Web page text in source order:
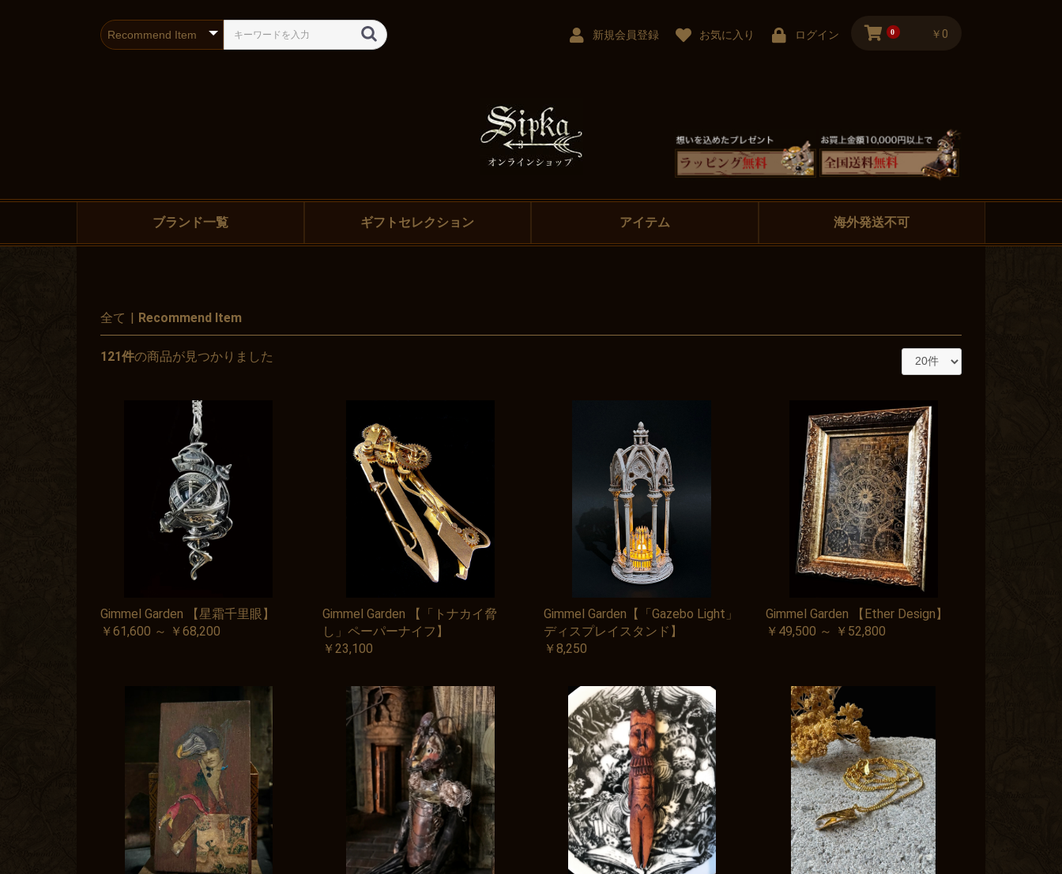
新規会員登録 お気に入り ログイン 0 ￥0
ブランド一覧 ギフトセレクション アイテム 海外発送不可
全て | Recommend Item
121件の商品が見つかりました
Gimmel Garden 【星霜千里眼】
￥61,600 ～ ￥68,200
Gimmel Garden 【「トナカイ脅
し」ペーパーナイフ】
￥23,100
Gimmel Garden【「Gazebo Light」
ディスプレイスタンド】
￥8,250
Gimmel Garden 【Ether Design】
￥49,500 ～ ￥52,800